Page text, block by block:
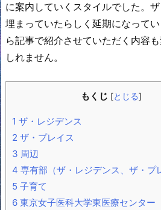
に案内していくスタイルでした。
埋まっていたらしく延期になって
ら記事で紹介させていただく内容
しれません。
もくじ [とじる]
1 ザ・レジデンス
2 ザ・プレイス
3 周辺
4 専有部（ザ・レジデンス、ザ・プ
5 子育て
6 東京女子医科大学東医療センター